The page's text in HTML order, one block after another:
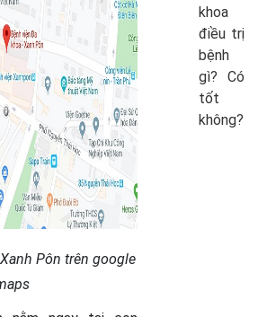
Pôn trên google
khoa
điều trị
bệnh
gì? Có
tốt
không?